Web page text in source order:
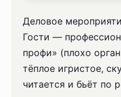
Деловое
Гости —
профи» (плохо
тёплое игристое,
читается и бьёт по